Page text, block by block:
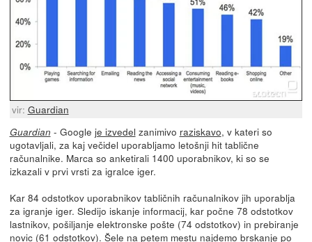
vir: Guardian
Guardian - Google je izvedel zanimivo raziskavo, v kateri so
ugotavljali, za kaj večidel uporabljamo letošnji hit tablične
računalnike. Marca so anketirali 1400 uporabnikov, ki so se
izkazali v prvi vrsti za igralce iger.
Kar 84 odstotkov uporabnikov tabličnih računalnikov jih uporablja
za igranje iger. Sledijo iskanje informacij, kar počne 78 odstotkov
lastnikov, pošiljanje elektronske pošte (74 odstotkov) in prebiranje
novic (61 odstotkov). Šele na petem mestu najdemo brskanje po